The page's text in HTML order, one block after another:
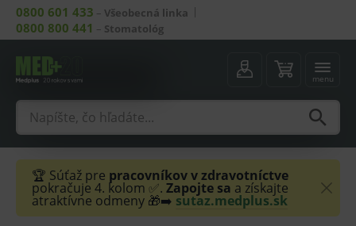
0800 601 433 – Všeobecná linka
0800 800 441 – Stomatológ
menu
🏆 Súťaž pre pracovníkov v zdravotníctve
pokračuje 4. kolom ✅. Zapojte sa a získajte
atraktívne odmeny 🎁➡️ sutaz.medplus.sk